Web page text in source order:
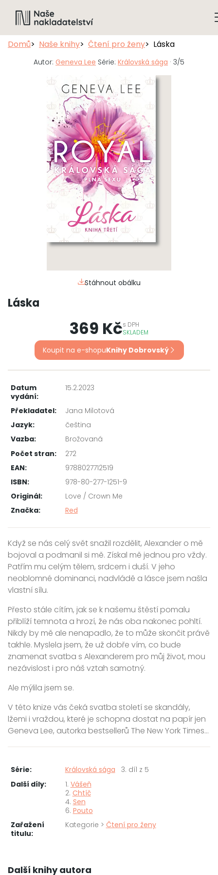
Domů Naše knihy Čtení pro ženy Láska
Autor: Geneva Lee Série: Královská sága · 3/5
Stáhnout obálku
Láska
369 Kčs DPH
SKLADEM
Koupit na e-shopuKnihy Dobrovský
Datum
vydání:
15.2.2023
Překladatel:
Jana Milotová
Jazyk:
čeština
Vazba:
Brožovaná
Počet stran:
272
EAN:
9788027712519
ISBN:
978-80-277-1251-9
Originál:
Love / Crown Me
Značka:
Red
Když se nás celý svět snažil rozdělit, Alexander o mě
bojoval a podmanil si mě. Získal mě jednou pro vždy.
Patřím mu celým tělem, srdcem i duší. V jeho
neoblomné dominanci, nadvládě a lásce jsem našla
vlastní sílu.
Přesto stále cítím, jak se k našemu štěstí pomalu
přiblíží temnota a hrozí, že nás oba nakonec pohltí.
Nikdy by mě ale nenapadlo, že to může skončit právě
takhle. Myslela jsem, že už dobře vím, co bude
znamenat svatba s Alexanderem pro můj život, mou
nezávislost i pro náš vztah samotný.
Ale mýlila jsem se.
V této knize vás čeká svatba století se skandály,
lžemi i vraždou, které je schopna dostat na papír jen
Geneva Lee, autorka bestsellerů The New York Times…
Série: Královská sága
3. díl z 5
Další díly:
1. Vášeň
2. Chtíč
4. Sen
6. Pouto
Zařažení
titulu:
Kategorie > Čtení pro ženy
Další knihy autora